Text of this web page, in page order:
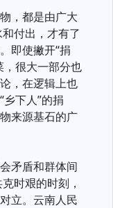
，都是由广大
付出，才有了
即使撇开“捐
，很大一部分也
，在逻辑上也
下人”的捐
来源基石的广
矛盾和群体间
时艰的时刻，
立。云南人民